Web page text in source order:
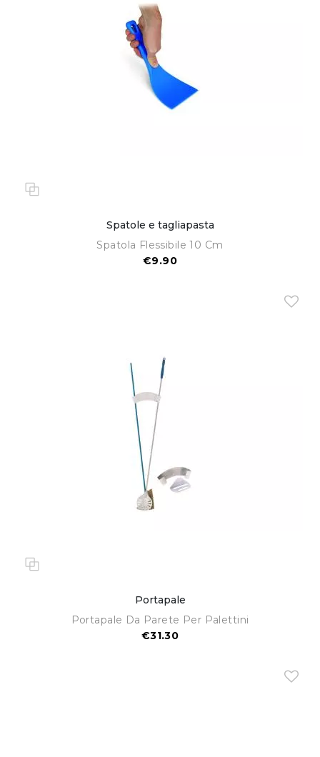
Spatole e tagliapasta
Spatola Flessibile 10 Cm
€9.90
Portapale
Portapale Da Parete Per Palettini
€31.30